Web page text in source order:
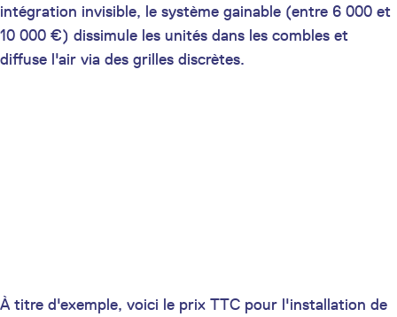
intégration invisible, le système gainable (entre 6 000 et
10 000 €) dissimule les unités dans les combles et
diffuse l'air via des grilles discrètes.
À titre d'exemple, voici le prix TTC pour l'installation de